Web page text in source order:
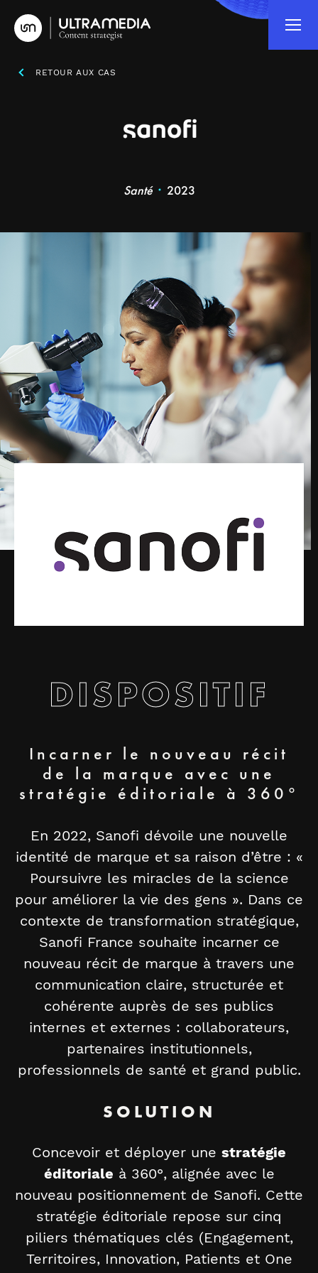
RETOUR AUX CAS
Santé 2023
DISPOSITIF
Incarner le nouveau récit
de la marque avec une
stratégie éditoriale à 360°
En 2022, Sanofi dévoile une nouvelle
identité de marque et sa raison d’être : «
Poursuivre les miracles de la science
pour améliorer la vie des gens ». Dans ce
contexte de transformation stratégique,
Sanofi France souhaite incarner ce
nouveau récit de marque à travers une
communication claire, structurée et
cohérente auprès de ses publics
internes et externes : collaborateurs,
partenaires institutionnels,
professionnels de santé et grand public.
SOLUTION
Concevoir et déployer une stratégie
éditoriale à 360°, alignée avec le
nouveau positionnement de Sanofi. Cette
stratégie éditoriale repose sur cinq
piliers thématiques clés (Engagement,
Territoires, Innovation, Patients et One